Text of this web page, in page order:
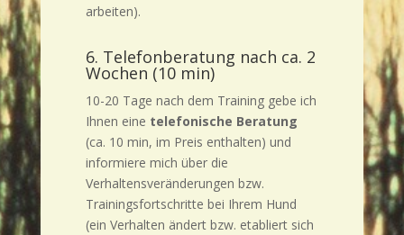
arbeiten).
6. Telefonberatung nach ca. 2
Wochen (10 min)
10-20 Tage nach dem Training gebe ich
Ihnen eine telefonische Beratung
(ca. 10 min, im Preis enthalten) und
informiere mich über die
Verhaltensveränderungen bzw.
Trainingsfortschritte bei Ihrem Hund
(ein Verhalten ändert bzw. etabliert sich